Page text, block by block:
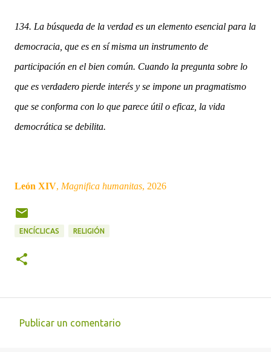
134. La búsqueda de la verdad es un elemento esencial para la
democracia, que es en sí misma un instrumento de
participación en el bien común. Cuando la pregunta sobre lo
que es verdadero pierde interés y se impone un pragmatismo
que se conforma con lo que parece útil o eficaz, la vida
democrática se debilita.
León XIV, Magnifica humanitas, 2026
ENCÍCLICAS RELIGIÓN
Publicar un comentario